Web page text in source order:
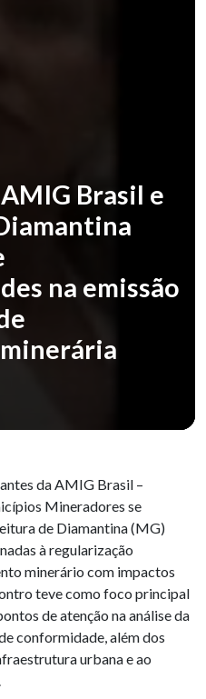
Brasil e
na emissão
da AMIG Brasil –
Mineradores se
de Diamantina (MG)
à regularização
minerário com impactos
teve como foco principal
de atenção na análise da
conformidade, além dos
urbana e ao